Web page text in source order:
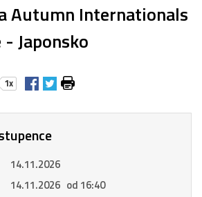
Autumn Internationals
Japonsko
1x
14.11.2026
14.11.2026 od 16:40